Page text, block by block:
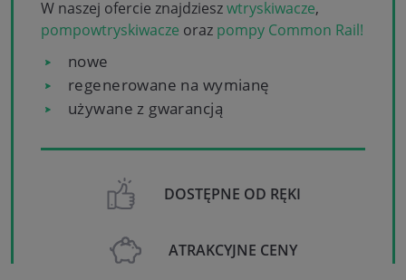
W naszej ofercie znajdzieszwtryskiwacze,
pompowtryskiwacze oraz pompy Common Rail!
nowe
regenerowane na wymianę
używane z gwarancją
DOSTĘPNE OD RĘKI
ATRAKCYJNE CENY